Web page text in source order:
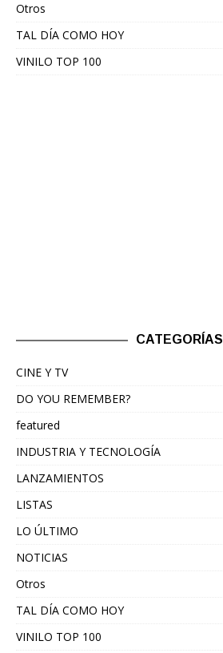
Otros
TAL DÍA COMO HOY
VINILO TOP 100
CATEGORÍAS
CINE Y TV
DO YOU REMEMBER?
featured
INDUSTRIA Y TECNOLOGÍA
LANZAMIENTOS
LISTAS
LO ÚLTIMO
NOTICIAS
Otros
TAL DÍA COMO HOY
VINILO TOP 100